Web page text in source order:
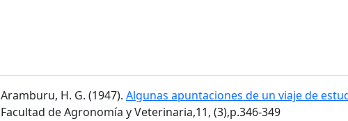
Aramburu, H. G. (1947). Algunas apuntaciones de un viaje de
Facultad de Agronomía y Veterinaria,11, (3),p.346-349